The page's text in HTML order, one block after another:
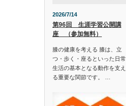
2026/7/14
第96回 生涯学習公開講
座 （参加無料）
膝の健康を考える 膝は、立
つ・歩く・座るといった日常
生活の基本となる動作を支え
る重要な関節です。 …